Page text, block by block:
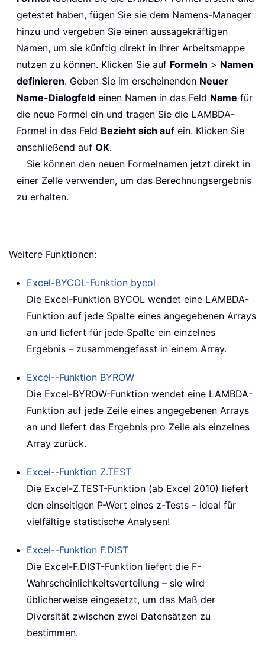
getestet haben, fügen Sie sie dem Namens-Manager
hinzu und vergeben Sie einen aussagekräftigen
Namen, um sie künftig direkt in Ihrer Arbeitsmappe
nutzen zu können. Klicken Sie auf Formeln > Namen
definieren. Geben Sie im erscheinenden Neuer
Name-Dialogfeld einen Namen in das Feld Name für
die neue Formel ein und tragen Sie die LAMBDA-
Formel in das Feld Bezieht sich auf ein. Klicken Sie
anschließend auf OK.
Sie können den neuen Formelnamen jetzt direkt in
einer Zelle verwenden, um das Berechnungsergebnis
zu erhalten.
Weitere Funktionen:
Excel-BYCOL-Funktion bycol
Die Excel-Funktion BYCOL wendet eine LAMBDA-
Funktion auf jede Spalte eines angegebenen Arrays
an und liefert für jede Spalte ein einzelnes
Ergebnis – zusammengefasst in einem Array.
Excel--Funktion BYROW
Die Excel-BYROW-Funktion wendet eine LAMBDA-
Funktion auf jede Zeile eines angegebenen Arrays
an und liefert das Ergebnis pro Zeile als einzelnes
Array zurück.
Excel--Funktion Z.TEST
Die Excel-Z.TEST-Funktion (ab Excel 2010) liefert
den einseitigen P-Wert eines z-Tests – ideal für
vielfältige statistische Analysen!
Excel--Funktion F.DIST
Die Excel-F.DIST-Funktion liefert die F-
Wahrscheinlichkeitsverteilung – sie wird
üblicherweise eingesetzt, um das Maß der
Diversität zwischen zwei Datensätzen zu
bestimmen.